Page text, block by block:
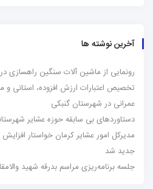
آخرین نوشته ها
رونمایی از ماشین آلات سنگین راهسازی
تخصیص اعتبارات ارزش افزوده، استانی
عمرانی در شهرستان گنبکی
دستاوردهای بی سابقه حوزه عشایر
مدیرکل امور عشایر کرمان خواستار
جدید شد
جلسه برنامه‌ریزی مراسم بدرقه شهید